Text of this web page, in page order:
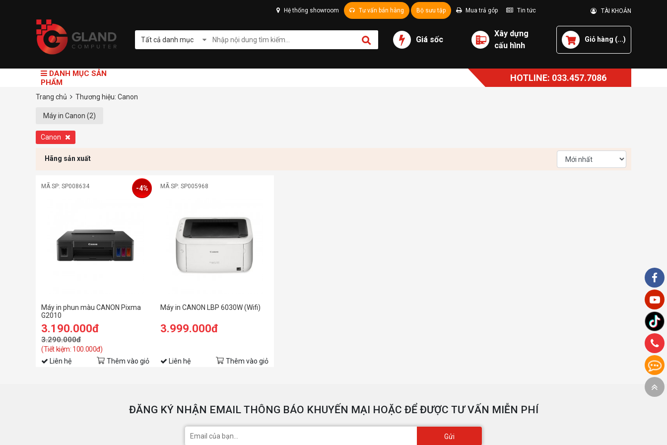
Hệ thống showroom Tư vấn bán hàng Bộ sưu tập Mua trả góp Tin tức TÀI KHOẢN
Tất cả danh mục Giá sốc
Xây dựng
cấu hình
Giỏ hàng (...)
DANH MỤC SẢN
PHẨM
HOTLINE: 033.457.7086
Trang chủ Thương hiệu: Canon
Máy in Canon (2)
Canon
Hãng sản xuất
MÃ SP: SP008634
Máy in phun màu CANON Pixma
G2010
3.190.000đ
3.290.000đ
(Tiết kiệm: 100.000đ)
-4%
Liên hệ Thêm vào giỏ
MÃ SP: SP005968
Máy in CANON LBP 6030W (Wifi)
3.999.000đ
Liên hệ Thêm vào giỏ
ĐĂNG KÝ NHẬN EMAIL THÔNG BÁO KHUYẾN MẠI HOẶC ĐỂ ĐƯỢC TƯ VẤN MIỄN PHÍ
Gửi